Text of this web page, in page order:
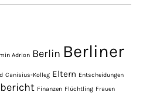
Adrion Berlin Berliner
Canisius-Kolleg Eltern Entscheidungen
Finanzen Flüchtling Frauen